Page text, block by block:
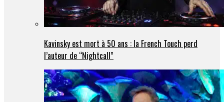
Kavinsky est mort à 50 ans : la French Touch perd
l’auteur de “Nightcall”